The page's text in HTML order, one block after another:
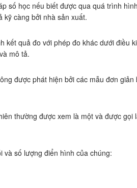
số học nếu biết được qua quá trình
kỹ càng bởi nhà sản xuất.
kết quả đo với phép đo khác dưới điều
mô tả.
được phát hiện bởi các mẫu đơn
thường được xem là một và được gọi
và số lượng điển hình của chúng: